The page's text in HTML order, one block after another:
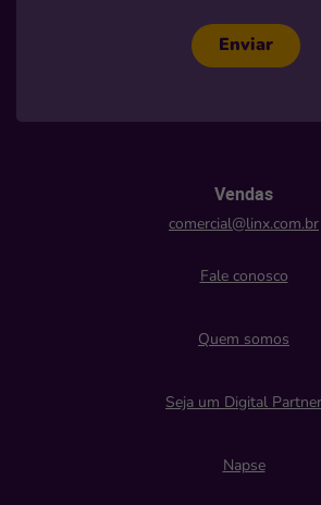
Enviar
Vendas
comercial@linx.com.br
Fale conosco
Quem somos
Seja um Digital Partner
Napse